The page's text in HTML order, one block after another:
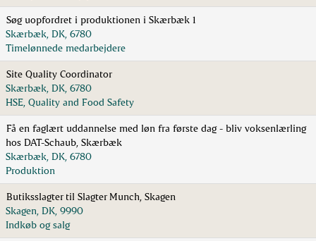
Søg uopfordret i produktionen i Skærbæk 1
Skærbæk, DK, 6780
Timelønnede medarbejdere
Site Quality Coordinator
Skærbæk, DK, 6780
HSE, Quality and Food Safety
Få en faglært uddannelse med løn fra første dag - bliv voksenlærling
hos DAT-Schaub, Skærbæk
Skærbæk, DK, 6780
Produktion
Butiksslagter til Slagter Munch, Skagen
Skagen, DK, 9990
Indkøb og salg